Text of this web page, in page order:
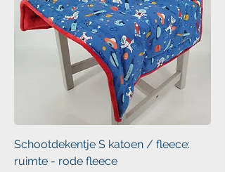
Schootdekentje S katoen / fleece:
ruimte - rode fleece